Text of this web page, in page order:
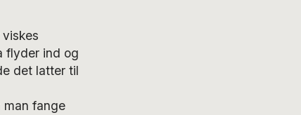
flyder ind og
det latter til
man fange